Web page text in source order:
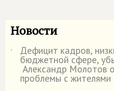
Новости
˙ Дефицит кадров,
бюджетной сфере,
Александр Молотов
проблемы с жителями